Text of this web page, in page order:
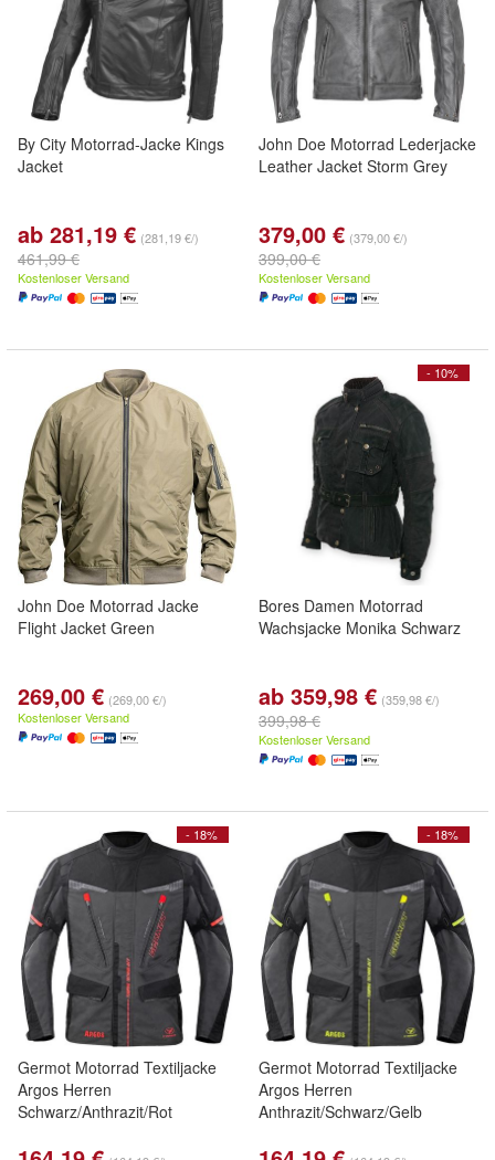
By City Motorrad-Jacke Kings
Jacket
ab 281,19 € (281,19 €/)
461,99 €
Kostenloser Versand
John Doe Motorrad Lederjacke
Leather Jacket Storm Grey
379,00 € (379,00 €/)
399,00 €
Kostenloser Versand
John Doe Motorrad Jacke
Flight Jacket Green
269,00 € (269,00 €/)
Kostenloser Versand
- 10%
Bores Damen Motorrad
Wachsjacke Monika Schwarz
ab 359,98 € (359,98 €/)
399,98 €
Kostenloser Versand
- 18%
Germot Motorrad Textiljacke
Argos Herren
Schwarz/Anthrazit/Rot
- 18%
Germot Motorrad Textiljacke
Argos Herren
Anthrazit/Schwarz/Gelb